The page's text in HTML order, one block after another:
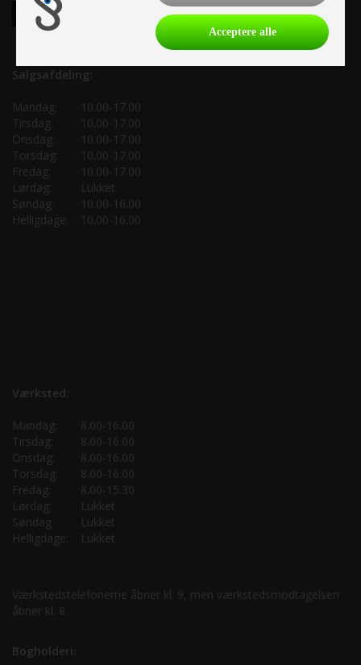
Salgsafdeling:
Mandag:
10.00-17.00
Tirsdag:
10.00-17.00
Onsdag:
10.00-17.00
Torsdag:
10.00-17.00
Fredag:
10.00-17.00
Lørdag:
Lukket
Søndag:
10.00-16.00
Helligdage:
10.00-16.00
Værksted:
Mandag:
8.00-16.00
Tirsdag:
8.00-16.00
Onsdag:
8.00-16.00
Torsdag:
8.00-16.00
Fredag:
8.00-15.30
Lørdag:
Lukket
Søndag:
Lukket
Helligdage:
Lukket
Værkstedstelefonerne åbner kl. 9, men værkstedsmodtagelsen
åbner kl. 8.
Bogholderi:
Acceptere alle